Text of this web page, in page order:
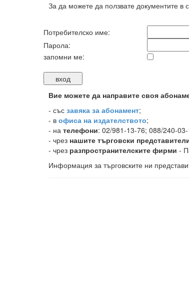
За да можете да ползвате документите в
Потребителско име:
Парола:
запомни ме:
Вие можете да направите своя
- със завяка за абонамент;
- в офиса на издателството;
- на телефони: 02/981-13-76; 088/240-
- чрез нашите търговски
- чрез разпространителските фирми -
Информация за търговските ни